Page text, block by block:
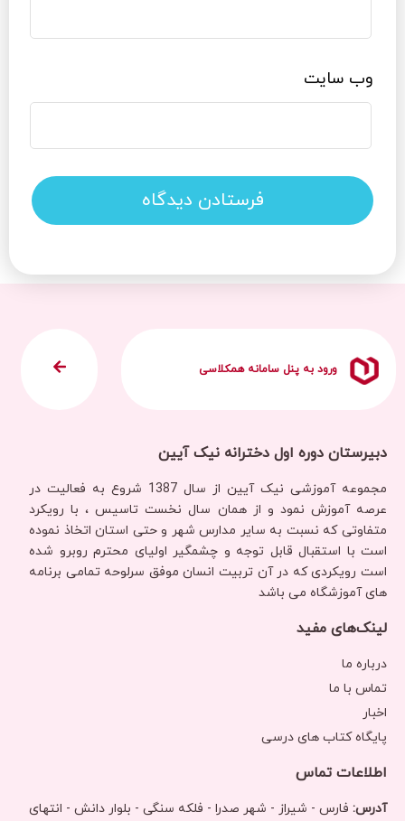
وب‌ سایت
ورود به پنل سامانه همکلاسی
دبیرستان دوره اول دخترانه نیک آیین
مجموعه آموزشی نیک آیین از سال 1387 شروع به فعالیت در
عرصه آموزش نمود و از همان سال نخست تاسیس ، با رویکرد
متفاوتی که نسبت به سایر مدارس شهر و حتی استان اتخاذ نموده
است با استقبال قابل توجه و چشمگیر اولیای محترم روبرو شده
است رویکردی‌ که در آن تربیت انسان موفق سرلوحه تمامی برنامه
های آموزشگاه می باشد
لینک‌های مفید
درباره ما
تماس با ما
اخبار
پایگاه کتاب های درسی
اطلاعات تماس
آدرس: فارس - شیراز - شهر صدرا - فلکه سنگی - بلوار دانش - انتهای